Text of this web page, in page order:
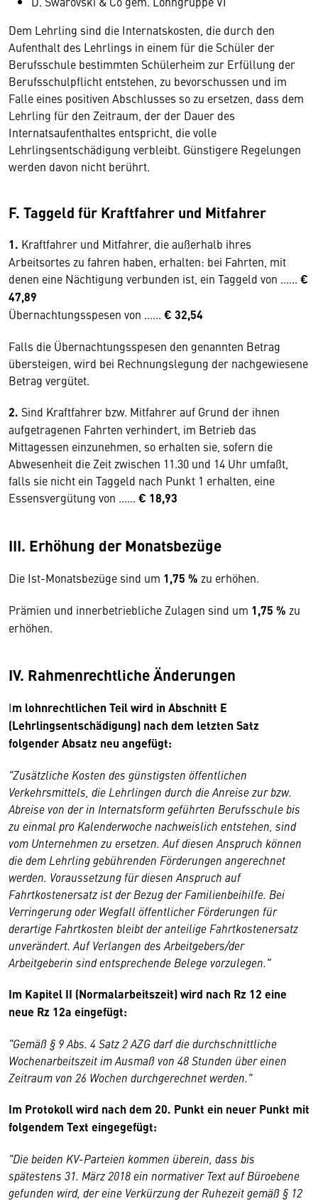
Dem Lehrling sind die Internatskosten, die durch den
Aufenthalt des Lehrlings in einem für die Schüler der
Berufsschule bestimmten Schülerheim zur Erfüllung der
Berufsschulpflicht entstehen, zu bevorschussen und im
Falle eines positiven Abschlusses so zu ersetzen, dass dem
Lehrling für den Zeitraum, der der Dauer des
Internatsaufenthaltes entspricht, die volle
Lehrlingsentschädigung verbleibt. Günstigere Regelungen
werden davon nicht berührt.
F. Taggeld für Kraftfahrer und Mitfahrer
1. Kraftfahrer und Mitfahrer, die außerhalb ihres
Arbeitsortes zu fahren haben, erhalten: bei Fahrten, mit
denen eine Nächtigung verbunden ist, ein Taggeld von ...... €
47,89
Übernachtungsspesen von ...... € 32,54
Falls die Übernachtungsspesen den genannten Betrag
übersteigen, wird bei Rechnungslegung der nachgewiesene
Betrag vergütet.
2. Sind Kraftfahrer bzw. Mitfahrer auf Grund der ihnen
aufgetragenen Fahrten verhindert, im Betrieb das
Mittagessen einzunehmen, so erhalten sie, sofern die
Abwesenheit die Zeit zwischen 11.30 und 14 Uhr umfaßt,
falls sie nicht ein Taggeld nach Punkt 1 erhalten, eine
Essensvergütung von ...... € 18,93
III. Erhöhung der Monatsbezüge
Die Ist-Monatsbezüge sind um 1,75 % zu erhöhen.
Prämien und innerbetriebliche Zulagen sind um 1,75 % zu
erhöhen.
IV. Rahmenrechtliche Änderungen
Im lohnrechtlichen Teil wird in Abschnitt E
(Lehrlingsentschädigung) nach dem letzten Satz
folgender Absatz neu angefügt:
"Zusätzliche Kosten des günstigsten öffentlichen
Verkehrsmittels, die Lehrlingen durch die Anreise zur bzw.
Abreise von der in Internatsform geführten Berufsschule bis
zu einmal pro Kalenderwoche nachweislich entstehen, sind
vom Unternehmen zu ersetzen. Auf diesen Anspruch können
die dem Lehrling gebührenden Förderungen angerechnet
werden. Voraussetzung für diesen Anspruch auf
Fahrtkostenersatz ist der Bezug der Familienbeihilfe. Bei
Verringerung oder Wegfall öffentlicher Förderungen für
derartige Fahrtkosten bleibt der anteilige Fahrtkostenersatz
unverändert. Auf Verlangen des Arbeitgebers/der
Arbeitgeberin sind entsprechende Belege vorzulegen."
Im Kapitel II (Normalarbeitszeit) wird nach Rz 12 eine
neue Rz 12a eingefügt:
"Gemäß § 9 Abs. 4 Satz 2 AZG darf die durchschnittliche
Wochenarbeitszeit im Ausmaß von 48 Stunden über einen
Zeitraum von 26 Wochen durchgerechnet werden."
Im Protokoll wird nach dem 20. Punkt ein neuer Punkt mit
folgendem Text eingegefügt:
"Die beiden KV-Parteien kommen überein, dass bis
spätestens 31. März 2018 ein normativer Text auf Büroebene
gefunden wird, der eine Verkürzung der Ruhezeit gemäß § 12